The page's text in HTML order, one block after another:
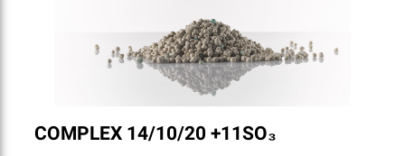
COMPLEX 14/10/20 +11SO₃